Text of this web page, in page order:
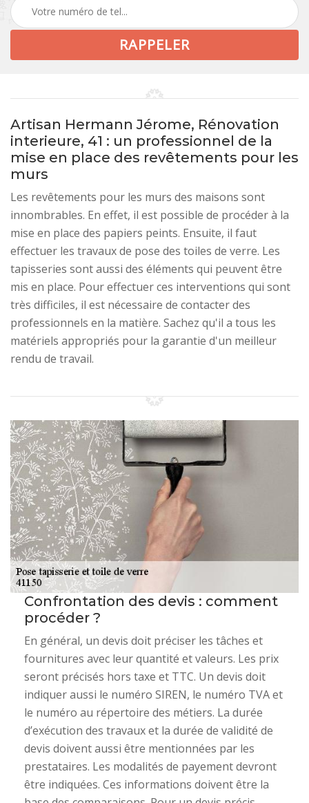
Artisan Hermann Jérome, Rénovation
interieure, 41 : un professionnel de la
mise en place des revêtements pour les
murs
Les revêtements pour les murs des maisons sont
innombrables. En effet, il est possible de procéder à la
mise en place des papiers peints. Ensuite, il faut
effectuer les travaux de pose des toiles de verre. Les
tapisseries sont aussi des éléments qui peuvent être
mis en place. Pour effectuer ces interventions qui sont
très difficiles, il est nécessaire de contacter des
professionnels en la matière. Sachez qu'il a tous les
matériels appropriés pour la garantie d'un meilleur
rendu de travail.
Confrontation des devis : comment
procéder ?
En général, un devis doit préciser les tâches et
fournitures avec leur quantité et valeurs. Les prix
seront précisés hors taxe et TTC. Un devis doit
indiquer aussi le numéro SIREN, le numéro TVA et
le numéro au répertoire des métiers. La durée
d’exécution des travaux et la durée de validité de
devis doivent aussi être mentionnées par les
prestataires. Les modalités de payement devront
être indiquées. Ces informations doivent être la